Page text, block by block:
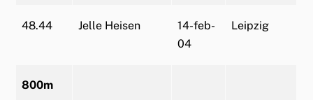
48.44 Jelle Heisen
14-feb-
04
Leipzig
800m